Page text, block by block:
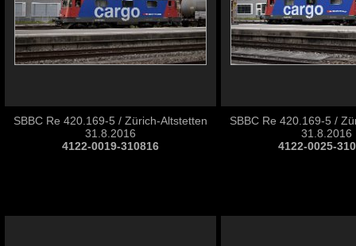
SBBC Re 420.169-5 / Zürich-Altstetten
31.8.2016
4122-0019-310816
SBBC Re 420.169-5 /
31.8.2016
4122-0025-